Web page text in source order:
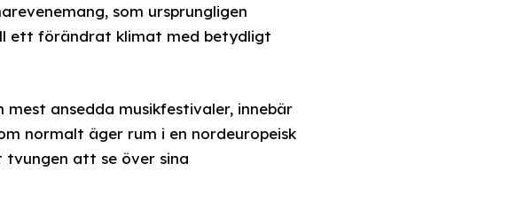
som ursprungligen
ett förändrat klimat med betydligt
ansedda musikfestivaler, innebär
normalt äger rum i en nordeuropeisk
att se över sina